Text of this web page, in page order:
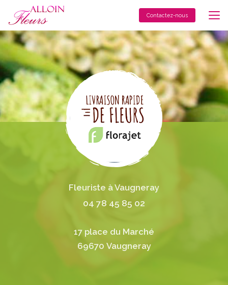
contenu
principal
Contactez-nous
Fleuriste à Vaugneray
04 78 45 85 02
17 place du Marché
69670 Vaugneray